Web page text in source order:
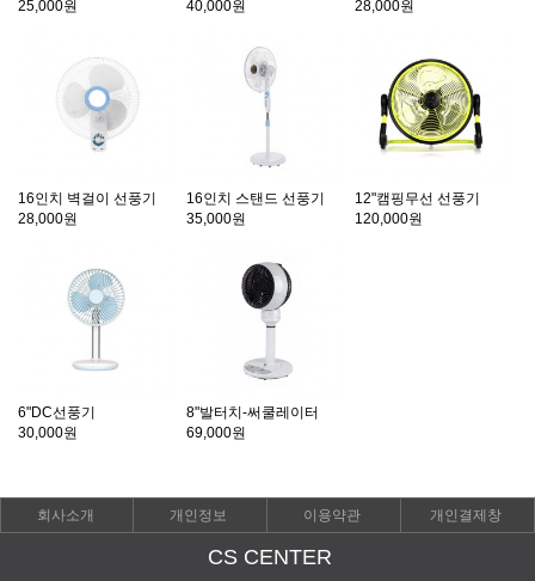
25,000원
40,000원
28,000원
16인치 벽걸이 선풍기
28,000원
16인치 스탠드 선풍기
35,000원
12"캠핑무선 선풍기
120,000원
6"DC선풍기
30,000원
8"발터치-써쿨레이터
69,000원
회사소개 개인정보 이용약관 개인결제창
CS CENTER